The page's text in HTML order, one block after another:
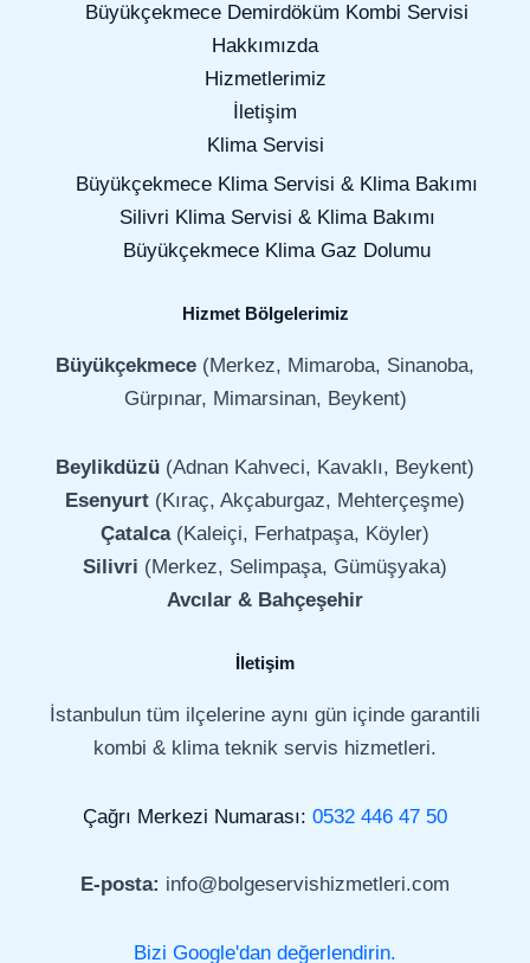
Büyükçekmece Demirdöküm Kombi Servisi
Hakkımızda
Hizmetlerimiz
İletişim
Klima Servisi
Büyükçekmece Klima Servisi & Klima Bakımı
Silivri Klima Servisi & Klima Bakımı
Büyükçekmece Klima Gaz Dolumu
Hizmet Bölgelerimiz
Büyükçekmece (Merkez, Mimaroba, Sinanoba,
Gürpınar, Mimarsinan, Beykent)
Beylikdüzü (Adnan Kahveci, Kavaklı, Beykent)
Esenyurt (Kıraç, Akçaburgaz, Mehterçeşme)
Çatalca(Kaleiçi, Ferhatpaşa, Köyler)
Silivri (Merkez, Selimpaşa, Gümüşyaka)
Avcılar & Bahçeşehir
İletişim
İstanbulun tüm ilçelerine aynı gün içinde garantili
kombi & klima teknik servis hizmetleri.
Çağrı Merkezi Numarası: 0532 446 47 50
E-posta: info@bolgeservishizmetleri.com
Bizi Google'dan değerlendirin.